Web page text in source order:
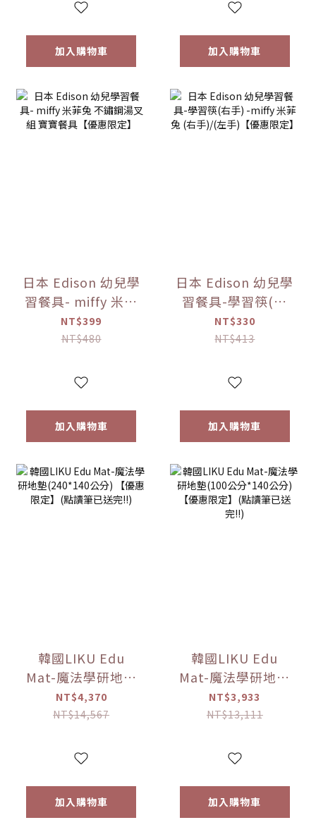
加入購物車 加入購物車
日本 Edison 幼兒學
習餐具- miffy 米菲
寶餐具【優惠限
NT$399
NT$480
加入購物車
日本 Edison 幼兒學
習餐具-學習筷(右
手) -miffy 米菲兔
(右手)/(左手)【優
NT$330
NT$413
加入購物車
韓國LIKU Edu
Mat-魔法學研地墊
(240*140公分)
【優惠限定】(點讀
NT$4,370
NT$14,567
加入購物車
韓國LIKU Edu
Mat-魔法學研地墊
(100公分*140公分)
【優惠限定】(點讀
NT$3,933
NT$13,111
加入購物車